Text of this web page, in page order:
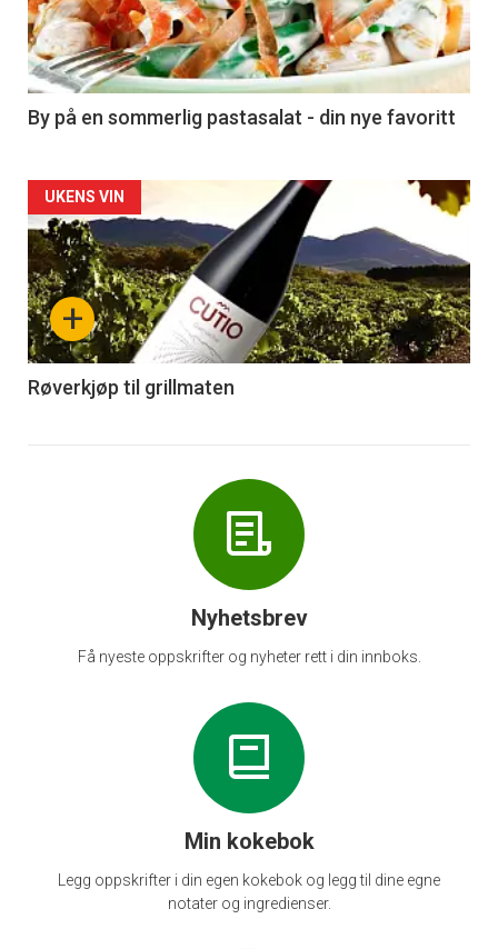
nå
-
5
By på en sommerlig pastasalat - din nye favoritt
Forsiden
akkurat
nå
-
6
+
UKENS VIN
Røverkjøp til grillmaten
Nyhetsbrev
Få nyeste oppskrifter og nyheter rett i din innboks.
Min kokebok
Legg oppskrifter i din egen kokebok og legg til dine egne
notater og ingredienser.